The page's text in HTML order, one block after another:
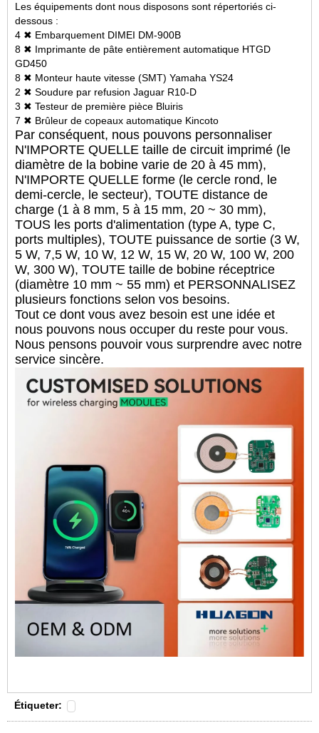
Les équipements dont nous disposons sont répertoriés ci-
dessous :
4 ✖ Embarquement DIMEI DM-900B
8 ✖ Imprimante de pâte entièrement automatique HTGD
GD450
8 ✖ Monteur haute vitesse (SMT) Yamaha YS24
2 ✖ Soudure par refusion Jaguar R10-D
3 ✖ Testeur de première pièce Bluiris
7 ✖ Brûleur de copeaux automatique Kincoto
Par conséquent, nous pouvons personnaliser
N'IMPORTE QUELLE taille de circuit imprimé (le
diamètre de la bobine varie de 20 à 45 mm),
N'IMPORTE QUELLE forme (le cercle rond, le
demi-cercle, le secteur), TOUTE distance de
charge (1 à 8 mm, 5 à 15 mm, 20 ~ 30 mm),
TOUS les ports d'alimentation (type A, type C,
ports multiples), TOUTE puissance de sortie (3 W,
5 W, 7,5 W, 10 W, 12 W, 15 W, 20 W, 100 W, 200
W, 300 W), TOUTE taille de bobine réceptrice
(diamètre 10 mm ~ 55 mm) et PERSONNALISEZ
plusieurs fonctions selon vos besoins.
Tout ce dont vous avez besoin est une idée et
nous pouvons nous occuper du reste pour vous.
Nous pensons pouvoir vous surprendre avec notre
service sincère.
Étiqueter: